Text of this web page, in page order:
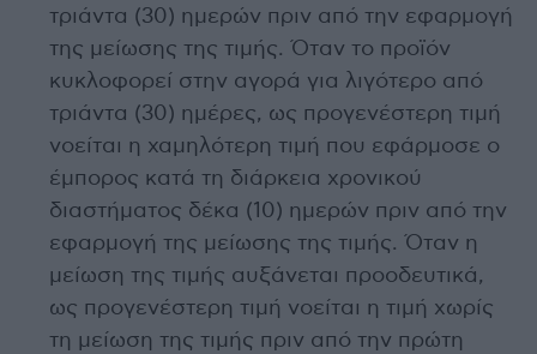
τριάντα (30) ημερών πριν από την εφαρμογή
της μείωσης της τιμής. Όταν το προϊόν
κυκλοφορεί στην αγορά για λιγότερο από
τριάντα (30) ημέρες, ως προγενέστερη τιμή
νοείται η χαμηλότερη τιμή που εφάρμοσε ο
έμπορος κατά τη διάρκεια χρονικού
διαστήματος δέκα (10) ημερών πριν από την
εφαρμογή της μείωσης της τιμής. Όταν η
μείωση της τιμής αυξάνεται προοδευτικά,
ως προγενέστερη τιμή νοείται η τιμή χωρίς
τη μείωση της τιμής πριν από την πρώτη